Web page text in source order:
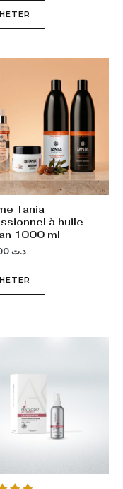
Tania
à huile
1000 ml
د.ت